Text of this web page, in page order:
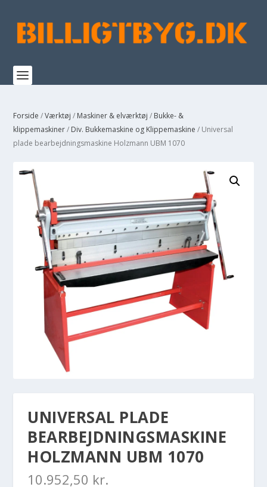
Forside /Værktøj / Maskiner & elværktøj / Bukke- &
klippemaskiner/ Div. Bukkemaskine og Klippemaskine / Universal
plade bearbejdningsmaskine Holzmann UBM 1070
UNIVERSAL PLADE
BEARBEJDNINGSMASKINE
HOLZMANN UBM 1070
10.952,50 kr.